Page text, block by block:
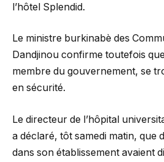
l’hôtel Splendid.
Le ministre burkinabè des
Dandjinou confirme toutefois
membre du gouvernement, se
en sécurité.
Le directeur de l’hôpital
a déclaré, tôt samedi matin, que
dans son établissement avaient